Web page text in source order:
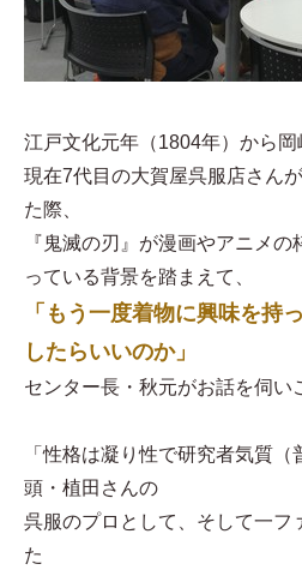
江戸文化元年（1804年）から
現在7代目の大賀屋呉服店さん
た際、
『鬼滅の刃』が漫画やアニメ
っている背景を踏まえて、
「もう一度着物に興味を持
したらいいのか」
センター長・秋元がお話を伺い
「性格は凝り性で研究者気質
頭・植田さんの
呉服のプロとして、そして一フ
た